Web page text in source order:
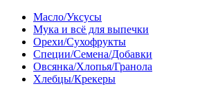
Масло/Уксусы
Мука и всё для выпечки
Орехи/Сухофрукты
Специи/Семена/Добавки
Овсянка/Хлопья/Гранола
Хлебцы/Крекеры